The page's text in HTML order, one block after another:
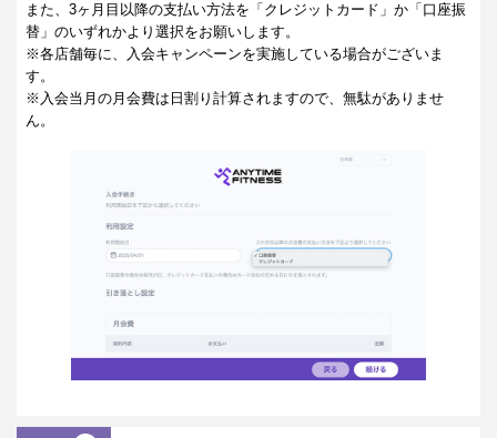
また、3ヶ月目以降の支払い方法を「クレジットカード」か「口座振
替」のいずれかより選択をお願いします。
※各店舗毎に、入会キャンペーンを実施している場合がございま
す。
※入会当月の月会費は日割り計算されますので、無駄がありませ
ん。